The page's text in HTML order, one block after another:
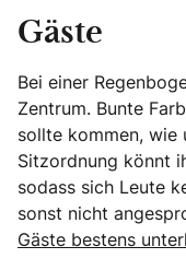
Gäste
Bei einer
Zentrum. Bunte
sollte kommen, wie
Sitzordnung könnt
sodass sich Leute
sonst nicht
Gäste bestens